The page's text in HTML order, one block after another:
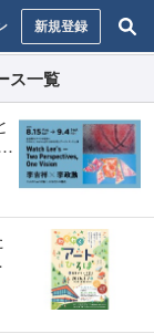
新規登録
ス一覧